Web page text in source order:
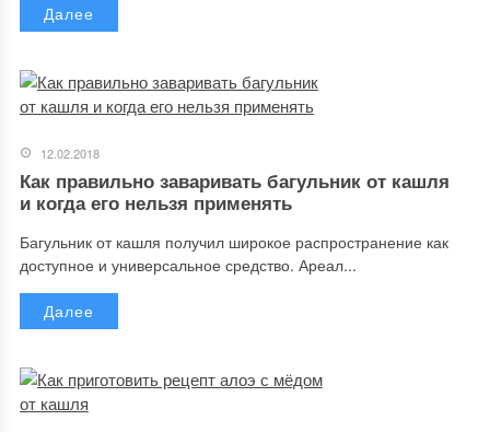
Далее
12.02.2018
Как правильно заваривать багульник от кашля
и когда его нельзя применять
Багульник от кашля получил широкое распространение как
доступное и универсальное средство. Ареал...
Далее